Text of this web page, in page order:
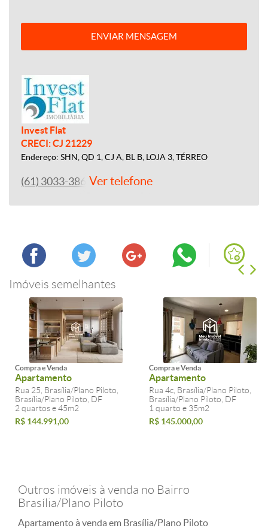
ENVIAR MENSAGEM
Invest Flat
CRECI: CJ 21229
Endereço: SHN, QD 1, CJ A, BL B, LOJA 3, TÉRREO
(61) 3033-3865Ver telefone
Imóveis semelhantes
Compra e Venda
Apartamento
Rua 25, Brasília/Plano Piloto,
Brasília/Plano Piloto, DF
2 quartos e 45m2
R$ 144.991,00
Compra e Venda
Apartamento
Rua 4c, Brasília/Plano Piloto,
Brasília/Plano Piloto, DF
1 quarto e 35m2
R$ 145.000,00
Outros imóveis à venda no Bairro
Brasília/Plano Piloto
Apartamento à venda em Brasília/Plano Piloto